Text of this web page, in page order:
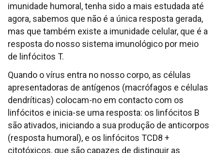
imunidade humoral, tenha sido a mais estudada até
agora, sabemos que não é a única resposta gerada,
mas que também existe a imunidade celular, que é a
resposta do nosso sistema imunológico por meio
de linfócitos T.
Quando o vírus entra no nosso corpo, as células
apresentadoras de antígenos (macrófagos e células
dendríticas) colocam-no em contacto com os
linfócitos e inicia-se uma resposta: os linfócitos B
são ativados, iniciando a sua produção de anticorpos
(resposta humoral), e os linfócitos TCD8 +
citotóxicos, que são capazes de distinguir as